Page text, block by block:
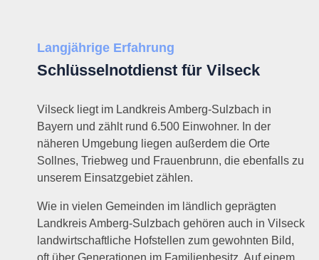
Langjährige Erfahrung
Schlüsselnotdienst für Vilseck
Vilseck liegt im Landkreis Amberg-Sulzbach in
Bayern und zählt rund 6.500 Einwohner. In der
näheren Umgebung liegen außerdem die Orte
Sollnes, Triebweg und Frauenbrunn, die ebenfalls zu
unserem Einsatzgebiet zählen.
Wie in vielen Gemeinden im ländlich geprägten
Landkreis Amberg-Sulzbach gehören auch in Vilseck
landwirtschaftliche Hofstellen zum gewohnten Bild,
oft über Generationen im Familienbesitz. Auf einem